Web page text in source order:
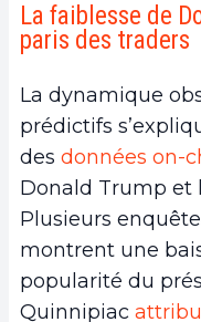
La faiblesse de
paris des traders
La dynamique
prédictifs
des données on-
Donald Trump et
Plusieurs
montrent une
popularité du
Quinnipiac